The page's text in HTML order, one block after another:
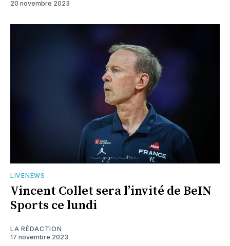
20 novembre 2023
LIVENEWS
Vincent Collet sera l’invité de BeIN
Sports ce lundi
LA RÉDACTION
17 novembre 2023